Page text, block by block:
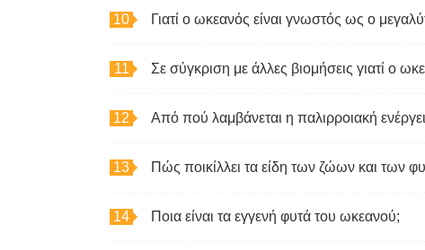
Γιατί ο ωκεανός είναι γνωστός ως ο
Από πού λαμβάνεται η παλιρροιακή
Πώς ποικίλλει τα είδη των ζώων και των
Ποια είναι τα εγγενή φυτά του ωκεανού;